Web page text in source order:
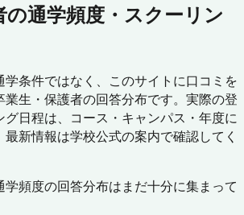
の通学頻度・スクーリン
学条件ではなく、このサイトに口コミを
生・保護者の回答分布です。実際の登
日程は、コース・キャンパス・年度に
新情報は学校公式の案内で確認してく
学頻度の回答分布はまだ十分に集まって